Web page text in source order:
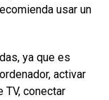
usar un
ya que es
activar
conectar